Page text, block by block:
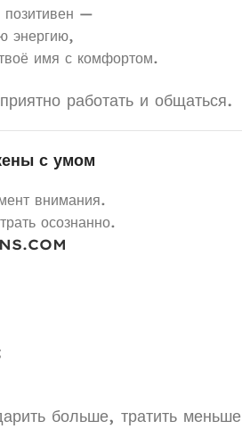
—
энергию,
имя с комфортом.
работать и общаться.
с умом
внимания.
осознанно.
больше, тратить меньше